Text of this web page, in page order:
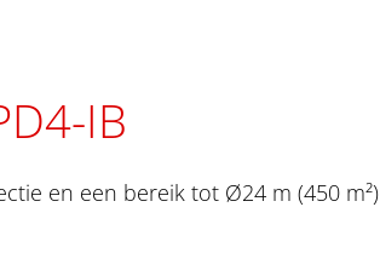
IB
en een bereik tot Ø24 m (450 m²)